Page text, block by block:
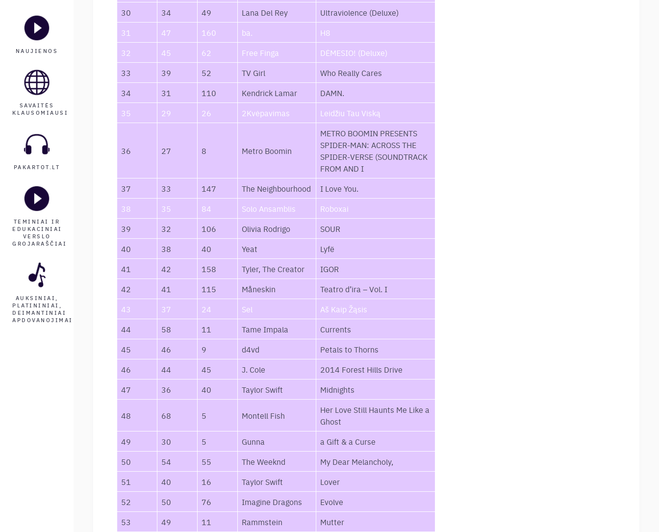
NAUJIENOS
SAVAITĖS
KLAUSOMIAUSI
PAKARTOT.LT
TEMINIAI IR
EDUKACINIAI
VERSLO
GROJARAŠČIAI
AUKSINIAI,
PLATININIAI,
DEIMANTINIAI
APDOVANOJIMAI
30
34 49 Lana Del Rey
Ultraviolence (Deluxe)
31
47 160 ba.
H8
32
45 62 Free Finga
DĖMESIO! (Deluxe)
33
39 52 TV Girl
Who Really Cares
34
31 110 Kendrick Lamar
DAMN.
35
29 26 2Kvėpavimas Leidžiu Tau Viską
36 27 8 Metro Boomin
METRO BOOMIN PRESENTS
SPIDER-MAN: ACROSS THE
SPIDER-VERSE (SOUNDTRACK
FROM AND I
37
33 147 The Neighbourhood
I Love You.
38
35 84 Solo Ansamblis
Roboxai
39
32 106 Olivia Rodrigo
SOUR
40
38 40 Yeat
Lyfë
41
42 158 Tyler, The Creator
IGOR
42
41 115 Måneskin
Teatro d’ira – Vol. I
43
37 24 Sel
Aš Kaip Žąsis
44
58 11 Tame Impala
Currents
45
46 9 d4vd
Petals to Thorns
46
44 45 J. Cole
2014 Forest Hills Drive
47
36 40 Taylor Swift Midnights
48 68 5 Montell Fish
Her Love Still Haunts Me Like a
Ghost
49
30 5 Gunna
a Gift & a Curse
50
54 55 The Weeknd
My Dear Melancholy,
51
40 16 Taylor Swift
Lover
52
50 76 Imagine Dragons
Evolve
53
49 11 Rammstein
Mutter